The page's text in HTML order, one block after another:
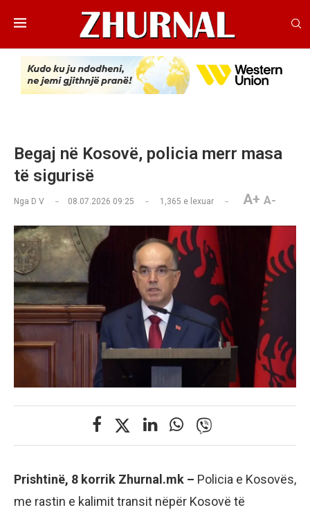
Begaj në Kosovë, policia merr masa
të sigurisë
Nga D V 08.07.2026 09:25 1,365 e lexuar A+ A-
Prishtinë, 8 korrik Zhurnal.mk – Policia e Kosovës,
me rastin e kalimit transit nëpër Kosovë të